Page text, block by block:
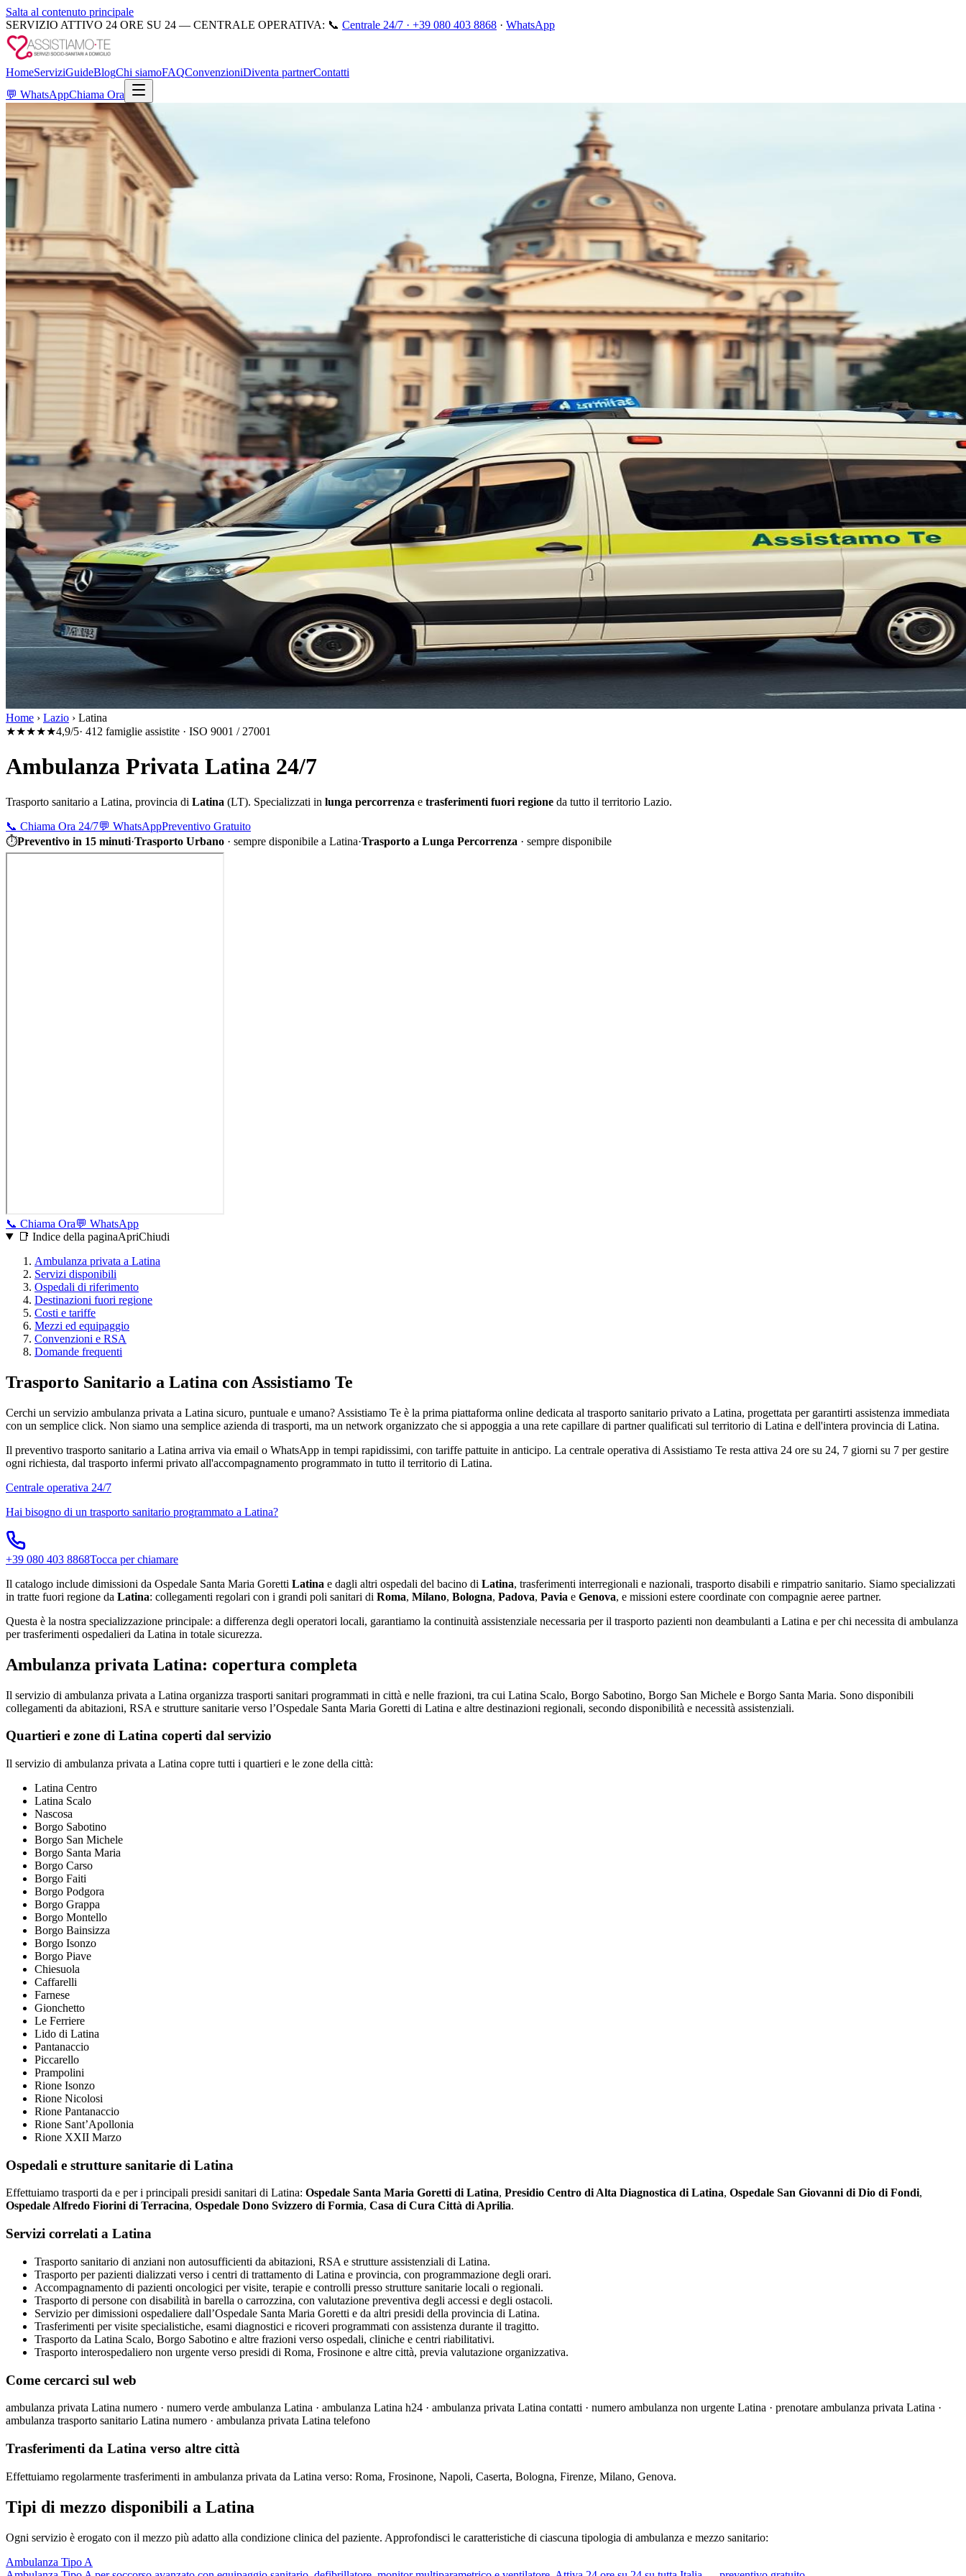
Salta al contenuto principale
SERVIZIO ATTIVO 24 ORE SU 24 — CENTRALE OPERATIVA: 📞 Centrale 24/7 · +39 080 403 8868 · WhatsApp
HomeServiziGuideBlogChi siamoFAQConvenzioniDiventa partnerContatti
💬 WhatsAppChiama Ora
Home › Lazio › Latina
★★★★★4,9/5· 412 famiglie assistite · ISO 9001 / 27001
Ambulanza Privata Latina 24/7
Trasporto sanitario a Latina, provincia di Latina (LT). Specializzati in lunga percorrenza e trasferimenti fuori regione da tutto il territorio Lazio.
📞 Chiama Ora 24/7💬 WhatsAppPreventivo Gratuito
⏱Preventivo in 15 minuti·Trasporto Urbano · sempre disponibile a Latina·Trasporto a Lunga Percorrenza · sempre disponibile
📞 Chiama Ora💬 WhatsApp
📑 Indice della paginaApriChiudi
Ambulanza privata a Latina
Servizi disponibili
Ospedali di riferimento
Destinazioni fuori regione
Costi e tariffe
Mezzi ed equipaggio
Convenzioni e RSA
Domande frequenti
Trasporto Sanitario a Latina con Assistiamo Te
Cerchi un servizio ambulanza privata a Latina sicuro, puntuale e umano? Assistiamo Te è la prima piattaforma online dedicata al trasporto sanitario privato a Latina, progettata per garantirti assistenza immediata
con un semplice click. Non siamo una semplice azienda di trasporti, ma un network organizzato che si appoggia a una rete capillare di partner qualificati sul territorio di Latina e dell'intera provincia di Latina.
Il preventivo trasporto sanitario a Latina arriva via email o WhatsApp in tempi rapidissimi, con tariffe pattuite in anticipo. La centrale operativa di Assistiamo Te resta attiva 24 ore su 24, 7 giorni su 7 per gestire
ogni richiesta, dal trasporto infermi privato all'accompagnamento programmato in tutto il territorio di Latina.
Centrale operativa 24/7
Hai bisogno di un trasporto sanitario programmato a Latina?
+39 080 403 8868Tocca per chiamare
Il catalogo include dimissioni da Ospedale Santa Maria Goretti Latina e dagli altri ospedali del bacino di Latina, trasferimenti interregionali e nazionali, trasporto disabili e rimpatrio sanitario. Siamo specializzati
in tratte fuori regione da Latina: collegamenti regolari con i grandi poli sanitari di Roma, Milano, Bologna, Padova, Pavia e Genova, e missioni estere coordinate con compagnie aeree partner.
Questa è la nostra specializzazione principale: a differenza degli operatori locali, garantiamo la continuità assistenziale necessaria per il trasporto pazienti non deambulanti a Latina e per chi necessita di ambulanza
per trasferimenti ospedalieri da Latina in totale sicurezza.
Ambulanza privata Latina: copertura completa
Il servizio di ambulanza privata a Latina organizza trasporti sanitari programmati in città e nelle frazioni, tra cui Latina Scalo, Borgo Sabotino, Borgo San Michele e Borgo Santa Maria. Sono disponibili
collegamenti da abitazioni, RSA e strutture sanitarie verso l’Ospedale Santa Maria Goretti di Latina e altre destinazioni regionali, secondo disponibilità e necessità assistenziali.
Quartieri e zone di Latina coperti dal servizio
Il servizio di ambulanza privata a Latina copre tutti i quartieri e le zone della città:
Latina Centro
Latina Scalo
Nascosa
Borgo Sabotino
Borgo San Michele
Borgo Santa Maria
Borgo Carso
Borgo Faiti
Borgo Podgora
Borgo Grappa
Borgo Montello
Borgo Bainsizza
Borgo Isonzo
Borgo Piave
Chiesuola
Caffarelli
Farnese
Gionchetto
Le Ferriere
Lido di Latina
Pantanaccio
Piccarello
Prampolini
Rione Isonzo
Rione Nicolosi
Rione Pantanaccio
Rione Sant’Apollonia
Rione XXII Marzo
Ospedali e strutture sanitarie di Latina
Effettuiamo trasporti da e per i principali presidi sanitari di Latina: Ospedale Santa Maria Goretti di Latina, Presidio Centro di Alta Diagnostica di Latina, Ospedale San Giovanni di Dio di Fondi,
Ospedale Alfredo Fiorini di Terracina, Ospedale Dono Svizzero di Formia, Casa di Cura Città di Aprilia.
Servizi correlati a Latina
Trasporto sanitario di anziani non autosufficienti da abitazioni, RSA e strutture assistenziali di Latina.
Trasporto per pazienti dializzati verso i centri di trattamento di Latina e provincia, con programmazione degli orari.
Accompagnamento di pazienti oncologici per visite, terapie e controlli presso strutture sanitarie locali o regionali.
Trasporto di persone con disabilità in barella o carrozzina, con valutazione preventiva degli accessi e degli ostacoli.
Servizio per dimissioni ospedaliere dall’Ospedale Santa Maria Goretti e da altri presidi della provincia di Latina.
Trasferimenti per visite specialistiche, esami diagnostici e ricoveri programmati con assistenza durante il tragitto.
Trasporto da Latina Scalo, Borgo Sabotino e altre frazioni verso ospedali, cliniche e centri riabilitativi.
Trasporto interospedaliero non urgente verso presidi di Roma, Frosinone e altre città, previa valutazione organizzativa.
Come cercarci sul web
ambulanza privata Latina numero · numero verde ambulanza Latina · ambulanza Latina h24 · ambulanza privata Latina contatti · numero ambulanza non urgente Latina · prenotare ambulanza privata Latina ·
ambulanza trasporto sanitario Latina numero · ambulanza privata Latina telefono
Trasferimenti da Latina verso altre città
Effettuiamo regolarmente trasferimenti in ambulanza privata da Latina verso: Roma, Frosinone, Napoli, Caserta, Bologna, Firenze, Milano, Genova.
Tipi di mezzo disponibili a Latina
Ogni servizio è erogato con il mezzo più adatto alla condizione clinica del paziente. Approfondisci le caratteristiche di ciascuna tipologia di ambulanza e mezzo sanitario:
Ambulanza Tipo A